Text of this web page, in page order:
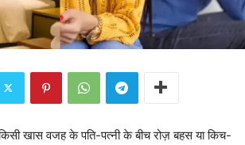
खास वजह के पति-पत्नी के बीच रोज़ बहस या किच-